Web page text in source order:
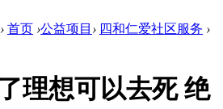
› 首页 ›公益项目 › 四和仁爱社区服务 ›
理想可以去死 绝